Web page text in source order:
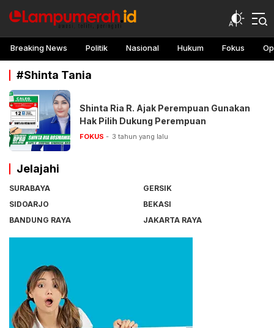
lampu merah
Awasi, teliti, peringati
Breaking News Politik Nasional Hukum Fokus
#Shinta Tania
Shinta Ria R. Ajak Perempuan Gunakan
Hak Pilih Dukung Perempuan
FOKUS 3 tahun yang lalu
Jelajahi
SURABAYA
GERSIK
SIDOARJO
BEKASI
BANDUNG RAYA
JAKARTA RAYA